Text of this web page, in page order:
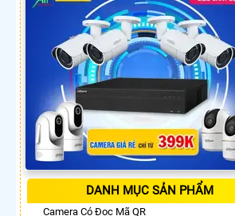
DANH MỤC SẢN PHẨM
Camera Có Đọc Mã QR